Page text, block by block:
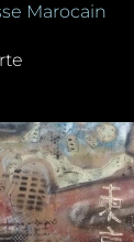
Marocain